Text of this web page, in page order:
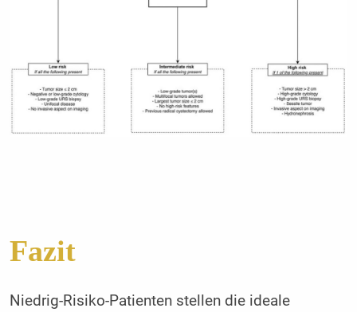
Fazit
Niedrig-Risiko-Patienten stellen die ideale